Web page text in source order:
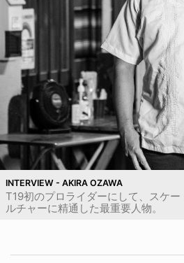
INTERVIEW - AKIRA OZAWA
T19初のプロライダーにして、スケ
ルチャーに精通した最重要人物。